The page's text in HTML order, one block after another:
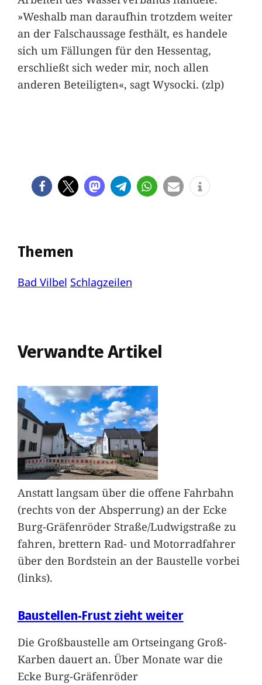
»Weshalb man daraufhin trotzdem weiter
an der Falschaussage festhält, es handele
sich um Fällungen für den Hessentag,
erschließt sich weder mir, noch allen
anderen Beteiligten«, sagt Wysocki. (zlp)
Themen
Bad Vilbel Schlagzeilen
Verwandte Artikel
Anstatt langsam über die offene Fahrbahn
(rechts von der Absperrung) an der Ecke
Burg-Gräfenröder Straße/Ludwigstraße zu
fahren, brettern Rad- und Motorradfahrer
über den Bordstein an der Baustelle vorbei
(links).
Baustellen-Frust zieht weiter
Die Großbaustelle am Ortseingang Groß-
Karben dauert an. Über Monate war die
Ecke Burg-Gräfenröder